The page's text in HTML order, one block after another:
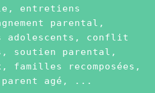
entretiens
parental,
adolescents, conflit
soutien parental,
recomposées,
parent agé, ...